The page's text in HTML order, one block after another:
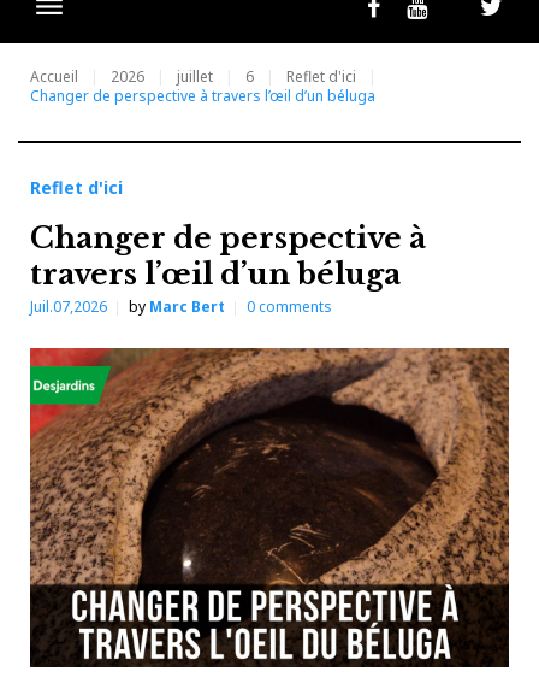
FacebookYoutubeLivestream
Accueil 2026 juillet 6
Reflet d'ici
Changer de perspective à travers l’œil d’un béluga
Reflet d'ici
Changer de perspective à
travers l’œil d’un béluga
Juil.07,2026 by Marc Bert 0comments